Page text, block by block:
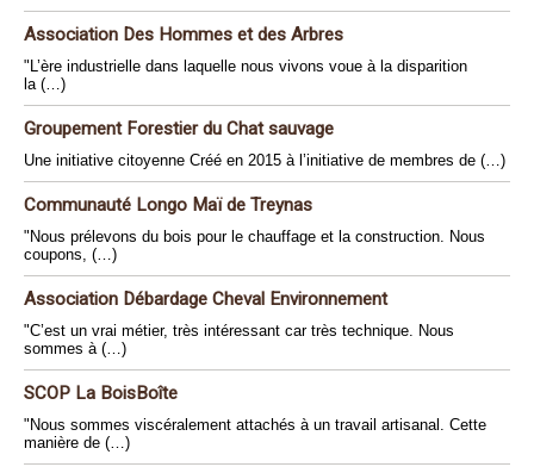
Association Des Hommes et des Arbres
"L’ère industrielle dans laquelle nous vivons voue à la disparition
la (…)
Groupement Forestier du Chat sauvage
Une initiative citoyenne Créé en 2015 à l’initiative de membres de (…)
Communauté Longo Maï de Treynas
"Nous prélevons du bois pour le chauffage et la construction. Nous
coupons, (…)
Association Débardage Cheval Environnement
"C’est un vrai métier, très intéressant car très technique. Nous
sommes à (…)
SCOP La BoisBoîte
"Nous sommes viscéralement attachés à un travail artisanal. Cette
manière de (…)